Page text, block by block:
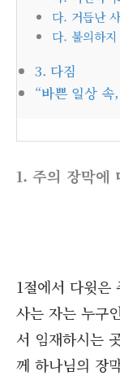
다. 거듭난
다. 불의하
3. 다짐
“바쁜 일상
1. 주의 장막에
1절에서 다윗은
사는 자는 누구
서 임재하시는
께 하나님의 장